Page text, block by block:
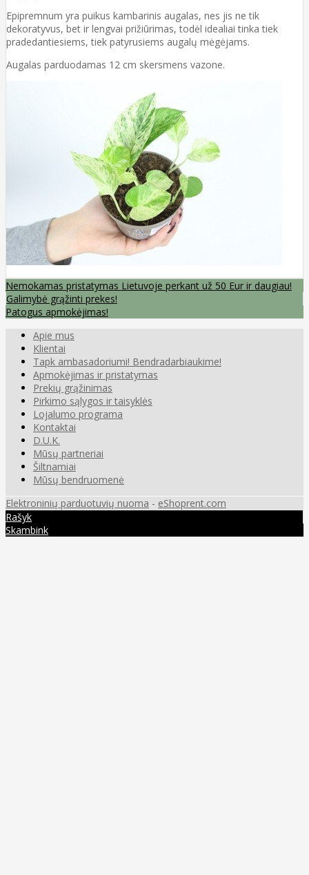
Epipremnum yra puikus kambarinis augalas, nes jis ne tik
dekoratyvus, bet ir lengvai prižiūrimas, todėl idealiai tinka tiek
pradedantiesiems, tiek patyrusiems augalų mėgėjams.
Augalas parduodamas 12 cm skersmens vazone.
Nemokamas pristatymas Lietuvoje perkant už 50 Eur ir daugiau!
Galimybė grąžinti prekes!
Patogus apmokėjimas!
Apie mus
Klientai
Tapk ambasadoriumi! Bendradarbiaukime!
Apmokėjimas ir pristatymas
Prekių grąžinimas
Pirkimo sąlygos ir taisyklės
Lojalumo programa
Kontaktai
D.U.K.
Mūsų partneriai
Šiltnamiai
Mūsų bendruomenė
Elektroninių parduotuvių nuoma - eShoprent.com
Rašyk
Skambink